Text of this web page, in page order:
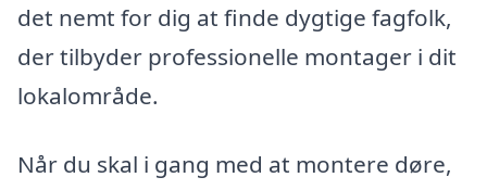
det nemt for dig at finde dygtige fagfolk,
der tilbyder professionelle montager i dit
lokalområde.
Når du skal i gang med at montere døre,